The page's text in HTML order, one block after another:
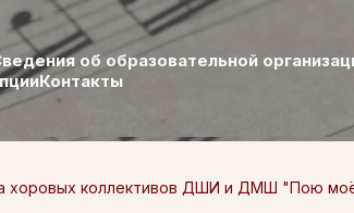
об образовательной
Контакты
хоровых коллективов ДШИ и ДМШ "Пою